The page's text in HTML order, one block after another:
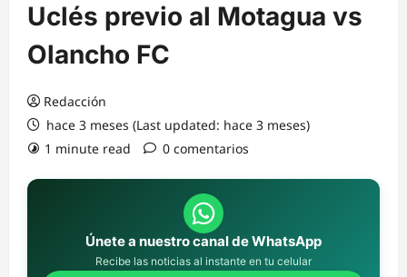
Uclés previo al Motagua vs
Olancho FC
Redacción
hace 3 meses (Last updated: hace 3 meses)
1 minute read
0 comentarios
Únete a nuestro canal de WhatsApp
Recibe las noticias al instante en tu celular